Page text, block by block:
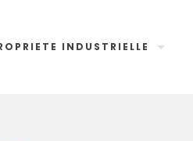
INDUSTRIELLE